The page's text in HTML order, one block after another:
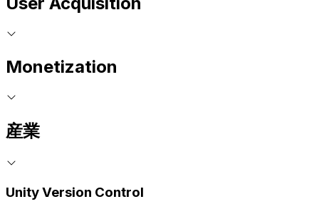
Monetization
産業
Unity Version Control